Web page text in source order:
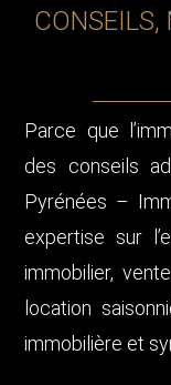
CONSEILS,
Parce que
des conseils
Pyrénées –
expertise sur
immobilier,
location
immobilière et